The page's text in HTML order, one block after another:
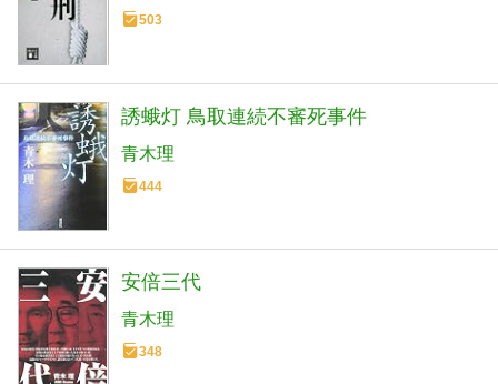
503
誘蛾灯 鳥取連続不審死事件
青木理
444
安倍三代
青木理
348